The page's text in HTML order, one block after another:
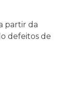
partir da
defeitos de